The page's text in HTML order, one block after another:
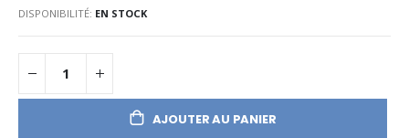
DISPONIBILITÉ: EN STOCK
AJOUTER AU PANIER